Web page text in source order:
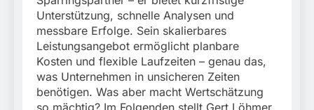
Unterstützung, schnelle Analysen und
messbare Erfolge. Sein skalierbares
Leistungsangebot ermöglicht planbare
Kosten und flexible Laufzeiten – genau das,
was Unternehmen in unsicheren Zeiten
benötigen. Was aber macht Wertschätzung